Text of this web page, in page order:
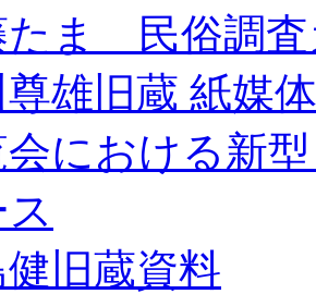
たま 民俗調査
尊雄旧蔵 紙媒
会における新
旧蔵資料